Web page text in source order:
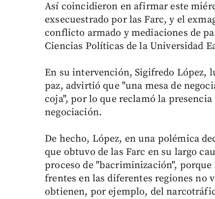
Así coincidieron en afirmar este
exsecuestrado por las Farc, y el
conflicto armado y mediaciones de
Ciencias Políticas de la Universidad
En su intervención, Sigifredo López,
paz, advirtió que "una mesa de
coja", por lo que reclamó la presencia
negociación.
De hecho, López, en una polémica
que obtuvo de las Farc en su largo
proceso de "bacriminización",
frentes en las diferentes regiones no
obtienen, por ejemplo, del